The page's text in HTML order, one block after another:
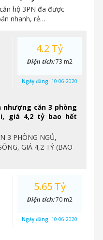
hộ 3PN đã được
nhanh, rẻ…
nhượng căn 3 phòng
giá 4,2 tỷ bao hết
3 PHÒNG NGỦ,
GIÁ 4,2 TỶ (BAO
4.2 Tỷ
Diện tích:73 m2
Ngày đăng: 10-06-2020
5.65 Tỷ
Diện tích:70 m2
Ngày đăng: 10-06-2020